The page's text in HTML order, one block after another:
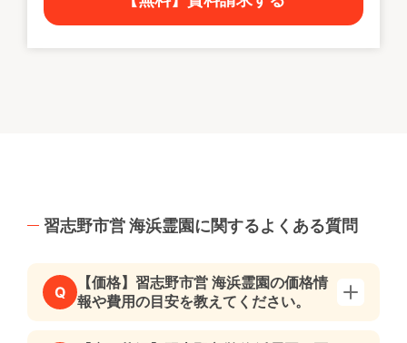
習志野市営 海浜霊園に関するよくある質問
Q
【価格】習志野市営 海浜霊園の価格情
報や費用の目安を教えてください。